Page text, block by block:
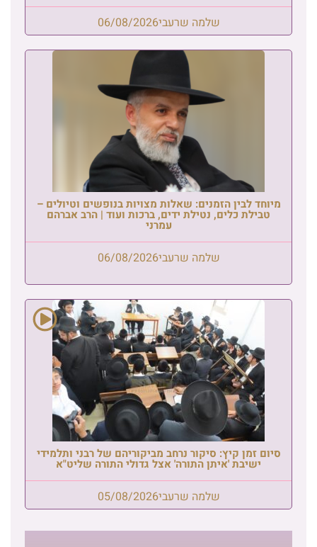
שלמה שרעבי06/08/2026
מיוחד לבין הזמנים: שאלות מצויות בנופשים וטיולים –
טבילת כלים, נטילת ידים, ברכות ועוד | הרב אברהם
עמרני
שלמה שרעבי06/08/2026
סיום זמן קיץ: סיקור נרחב מביקוריהם של רבני ותלמידי
ישיבת 'איתן התורה' אצל גדולי התורה שליט"א
שלמה שרעבי05/08/2026